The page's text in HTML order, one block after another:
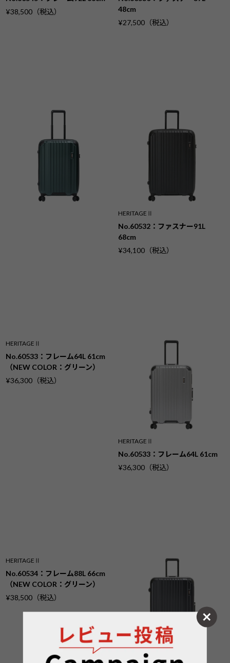
¥38,500（税込）
48cm
¥27,500（税込）
¥31,900（税込）
HERITAGEⅡ
No.60532：ファスナー91L
68cm
¥34,100（税込）
HERITAGEⅡ
No.60533：フレーム64L 61cm
（NEW COLOR：グリーン）
¥36,300（税込）
HERITAGEⅡ
No.60533：フレーム64L 61cm
¥36,300（税込）
HERITAGEⅡ
No.60534：フレーム88L 66cm
（NEW COLOR：グリーン）
¥38,500（税込）
HERITAGEⅡ